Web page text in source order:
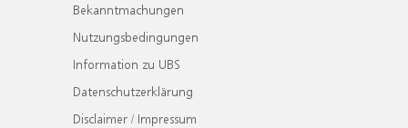
Bekanntmachungen
Nutzungsbedingungen
Information zu UBS
Datenschutzerklärung
Disclaimer / Impressum